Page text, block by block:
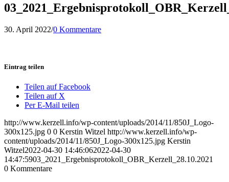
30. April 2022/0 Kommentare
Eintrag teilen
Teilen auf Facebook
Teilen auf X
Per E-Mail teilen
http://www.kerzell.info/wp-content/uploads/2014/11/850J_Logo-
300x125.jpg 0 0 Kerstin Witzel http://www.kerzell.info/wp-
content/uploads/2014/11/850J_Logo-300x125.jpg Kerstin
Witzel2022-04-30 14:46:062022-04-30
14:47:5903_2021_Ergebnisprotokoll_OBR_Kerzell_28.10.2021
0 Kommentare